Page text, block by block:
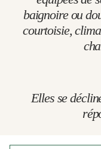
baignoire ou
courtoisie,
Elles se